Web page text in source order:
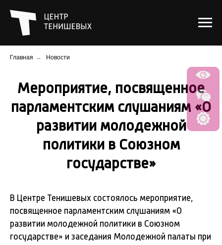
Главная → Новости
Мероприятие, посвященное
парламентским слушаниям «О
развитии молодежной
политики в Союзном
государстве»
В Центре Тенишевых состоялось мероприятие,
посвященное парламентским слушаниям «О
развитии молодежной политики в Союзном
государстве» и заседания Молодежной палаты при